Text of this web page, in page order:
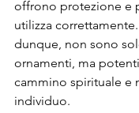
offrono protezione e
utilizza
dunque, non sono
ornamenti, ma
cammino spirituale e
individuo.